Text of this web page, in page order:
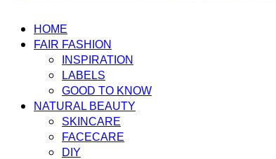
HOME
FAIR FASHION
INSPIRATION
LABELS
GOOD TO KNOW
NATURAL BEAUTY
SKINCARE
FACECARE
DIY